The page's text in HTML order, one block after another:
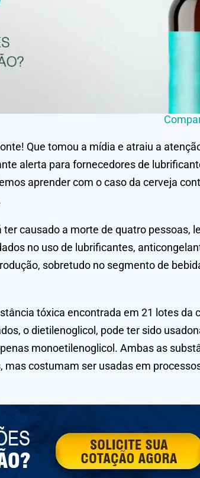
Que tomou a mídia e atraiu a
alerta para fornecedores de
aprender com o caso da cerveja
causado a morte de quatro pessoas,
no uso de lubrificantes,
sobretudo no segmento de
tóxica encontrada em 21 lotes da
o dietilenoglicol, pode ter sido
monoetilenoglicol. Ambas as
costumam ser usadas em